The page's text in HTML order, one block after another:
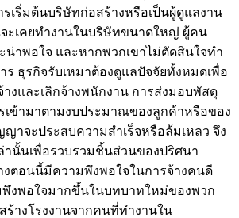
เริ่มต้นบริษัทก่อสร้างหรือเป็นผู้ดูแลงาน
ะเคยทำงานในบริษัทขนาดใหญ่ ผู้คน
น่าพอใจ และหากพวกเขาไม่ตัดสินใจทำ
ร ธุรกิจรับเหมาต้องดูแลปัจจัยทั้งหมดเพื่อ
งและเลิกจ้างพนักงาน การส่งมอบพัสดุ
เข้ามาตามงบประมาณของลูกค้าหรือของ
าจะประสบความสำเร็จหรือล้มเหลว จึง
านั้นเพื่อรวบรวมชิ้นส่วนของปริศนา
งตอนนี้มีความพึงพอใจในการจ้างคนดี
พึงพอใจมากขึ้นในบทบาทใหม่ของพวก
ร้างโรงงานจากคนที่ทำงานใน